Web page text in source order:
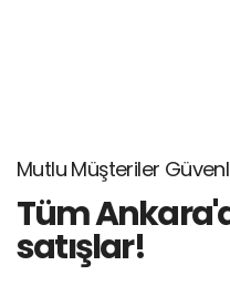
Mutlu Müşteriler
Tüm
satışlar!